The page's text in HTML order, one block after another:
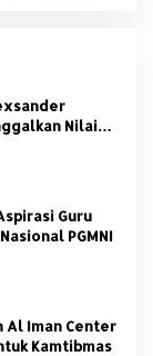
Nilai
Guru
PGMNI
Al Iman Center
Kamtibmas